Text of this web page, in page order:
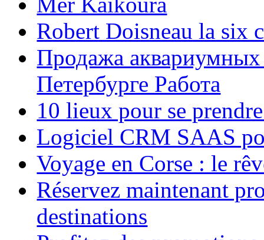
Robert Doisneau la six
Продажа аквариумных
Петербурге Работа
10 lieux pour se
Logiciel CRM SAAS
Voyage en Corse : le
Réservez maintenant
destinations